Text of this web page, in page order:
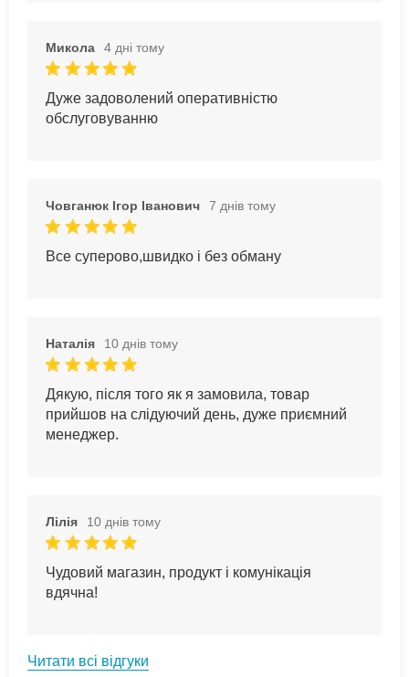
Микола 4 дні тому
Дуже задоволений оперативністю
обслуговуванню
Човганюк Ігор Іванович 7 днів тому
Все суперово,швидко і без обману
Наталія 10 днів тому
Дякую, після того як я замовила, товар
прийшов на слідуючий день, дуже приємний
менеджер.
Лілія 10 днів тому
Чудовий магазин, продукт і комунікація
вдячна!
Читати всі відгуки